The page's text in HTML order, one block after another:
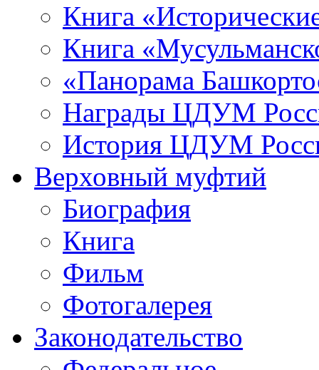
Книга
Книга
«Панорама
Награды ЦДУМ
История ЦДУМ
Верховный муфтий
Биография
Книга
Фильм
Фотогалерея
Законодательство